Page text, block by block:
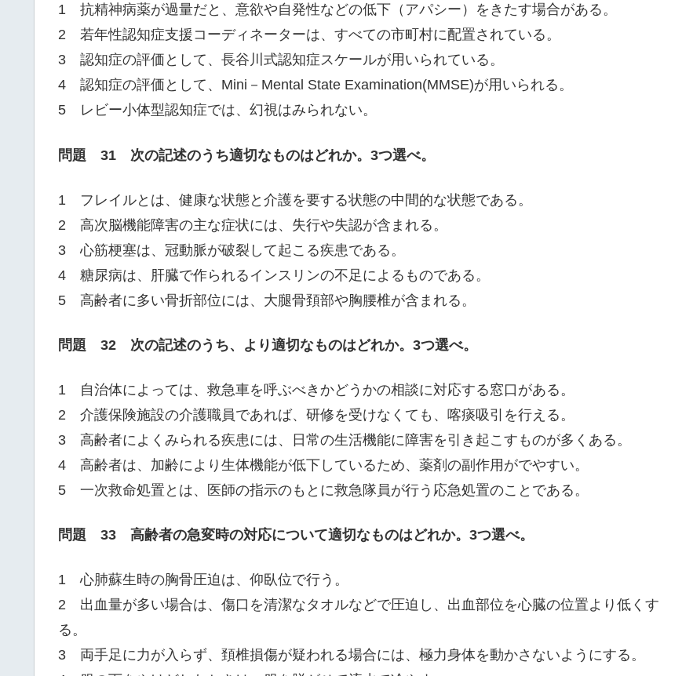
1 抗精神病薬が過量だと、意欲や自発性などの低下（アパシー）をきたす場合がある。
2 若年性認知症支援コーディネーターは、すべての市町村に配置されている。
3 認知症の評価として、長谷川式認知症スケールが用いられている。
4 認知症の評価として、Mini－Mental State Examination(MMSE)が用いられる。
5 レビー小体型認知症では、幻視はみられない。
問題 31 次の記述のうち適切なものはどれか。3つ選べ。
1 フレイルとは、健康な状態と介護を要する状態の中間的な状態である。
2 高次脳機能障害の主な症状には、失行や失認が含まれる。
3 心筋梗塞は、冠動脈が破裂して起こる疾患である。
4 糖尿病は、肝臓で作られるインスリンの不足によるものである。
5 高齢者に多い骨折部位には、大腿骨頚部や胸腰椎が含まれる。
問題 32 次の記述のうち、より適切なものはどれか。3つ選べ。
1 自治体によっては、救急車を呼ぶべきかどうかの相談に対応する窓口がある。
2 介護保険施設の介護職員であれば、研修を受けなくても、喀痰吸引を行える。
3 高齢者によくみられる疾患には、日常の生活機能に障害を引き起こすものが多くある。
4 高齢者は、加齢により生体機能が低下しているため、薬剤の副作用がでやすい。
5 一次救命処置とは、医師の指示のもとに救急隊員が行う応急処置のことである。
問題 33 高齢者の急変時の対応について適切なものはどれか。3つ選べ。
1 心肺蘇生時の胸骨圧迫は、仰臥位で行う。
2 出血量が多い場合は、傷口を清潔なタオルなどで圧迫し、出血部位を心臓の位置より低くす
る。
3 両手足に力が入らず、頚椎損傷が疑われる場合には、極力身体を動かさないようにする。